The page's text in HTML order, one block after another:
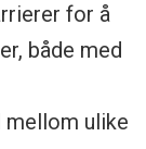
for å
både med
mellom ulike